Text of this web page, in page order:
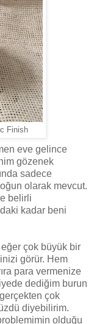
Finish
eve gelince
gözenek
sadece
olarak mevcut.
belirli
kadar beni
çok büyük bir
görür. Hem
para vermenize
dediğim burun
çok
diyebilirim.
olduğu